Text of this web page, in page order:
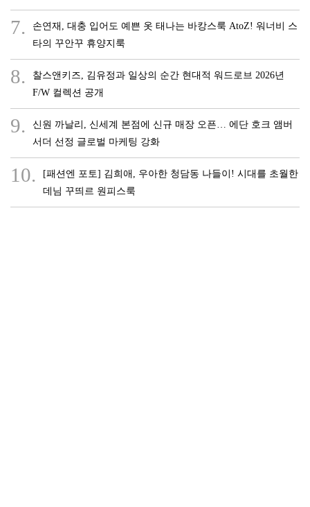
7.
손연재, 대충 입어도 예쁜 옷 태나는 바캉스룩 AtoZ! 워너비 스
타의 꾸안꾸 휴양지룩
8.
찰스앤키즈, 김유정과 일상의 순간 현대적 워드로브 2026년
F/W 컬렉션 공개
9.
신원 까날리, 신세계 본점에 신규 매장 오픈… 에단 호크 앰버
서더 선정 글로벌 마케팅 강화
10.
[패션엔 포토] 김희애, 우아한 청담동 나들이! 시대를 초월한
데님 꾸띄르 원피스룩